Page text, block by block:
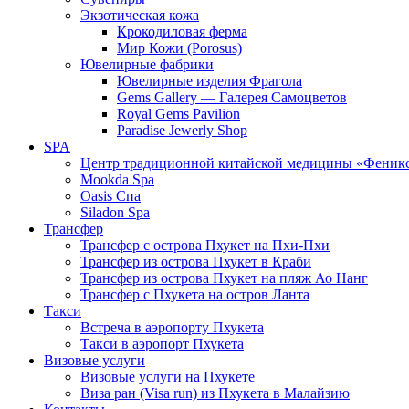
Экзотическая кожа
Крокодиловая ферма
Мир Кожи (Porosus)
Ювелирные фабрики
Ювелирные изделия Фрагола
Gems Gallery — Галерея Самоцветов
Royal Gems Pavilion
Paradise Jewerly Shop
SPA
Центр традиционной китайской медицины
Mookda Spa
Oasis Спа
Siladon Spa
Трансфер
Трансфер с острова Пхукет на Пхи-Пхи
Трансфер из острова Пхукет в Краби
Трансфер из острова Пхукет на пляж Ао Нанг
Трансфер с Пхукета на остров Ланта
Такси
Встреча в аэропорту Пхукета
Такси в аэропорт Пхукета
Визовые услуги
Визовые услуги на Пхукете
Виза ран (Visa run) из Пхукета в Малайзию